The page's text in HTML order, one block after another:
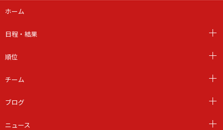
ホーム
日程・結果
順位
チーム
ブログ
ニュース